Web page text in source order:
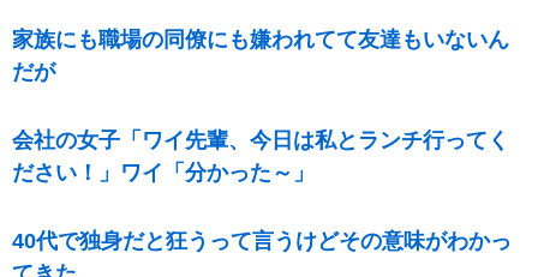
家族にも職場の同僚にも嫌われてて友達もいないん
だが
会社の女子「ワイ先輩、今日は私とランチ行ってく
ださい！」ワイ「分かった～」
40代で独身だと狂うって言うけどその意味がわかっ